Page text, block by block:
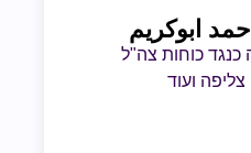
ابوكريم
כנגד כוחות צה"ל